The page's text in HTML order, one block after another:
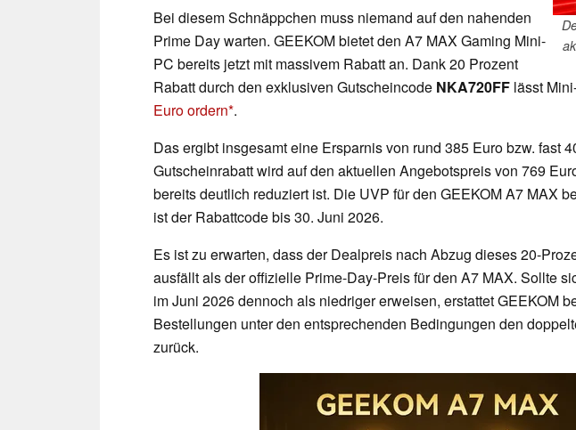
Bei diesem Schnäppchen muss niemand auf den nahenden
Prime Day warten. GEEKOM bietet den A7 MAX Gaming Mini-
PC bereits jetzt mit massivem Rabatt an. Dank 20 Prozent
Rabatt durch den exklusiven Gutscheincode NKA720FF lässt
Euro ordern .
Das ergibt insgesamt eine Ersparnis von rund 385 Euro bzw. fast
Gutscheinrabatt wird auf den aktuellen Angebotspreis von 769
bereits deutlich reduziert ist. Die UVP für den GEEKOM A7 MAX
ist der Rabattcode bis 30. Juni 2026.
Es ist zu erwarten, dass der Dealpreis nach Abzug dieses 20-
ausfällt als der offizielle Prime-Day-Preis für den A7 MAX. Sollte
im Juni 2026 dennoch als niedriger erweisen, erstattet GEEKOM
Bestellungen unter den entsprechenden Bedingungen den
zurück.